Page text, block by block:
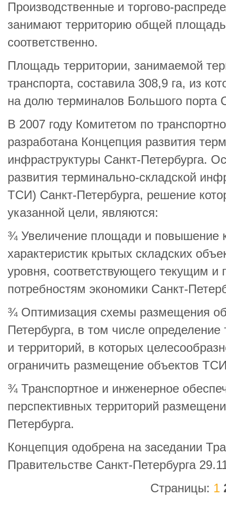
Производственные и торгово-
занимают территорию общей
соответственно.
Площадь территории, занимаемой
транспорта, составила 308,9 га, из
на долю терминалов Большого порта
В 2007 году Комитетом по
разработана Концепция развития
инфраструктуры Санкт-Петербурга.
развития терминально-складской
ТСИ) Санкт-Петербурга, решение
указанной цели, являются:
¾ Увеличение площади и повышение
характеристик крытых складских
уровня, соответствующего текущим и
потребностям экономики Санкт-
¾ Оптимизация схемы размещения
Петербурга, в том числе
и территорий, в которых
ограничить размещение объектов
¾ Транспортное и инженерное
перспективных территорий
Петербурга.
Концепция одобрена на заседании
Правительстве Санкт-Петербурга
Страницы: 1